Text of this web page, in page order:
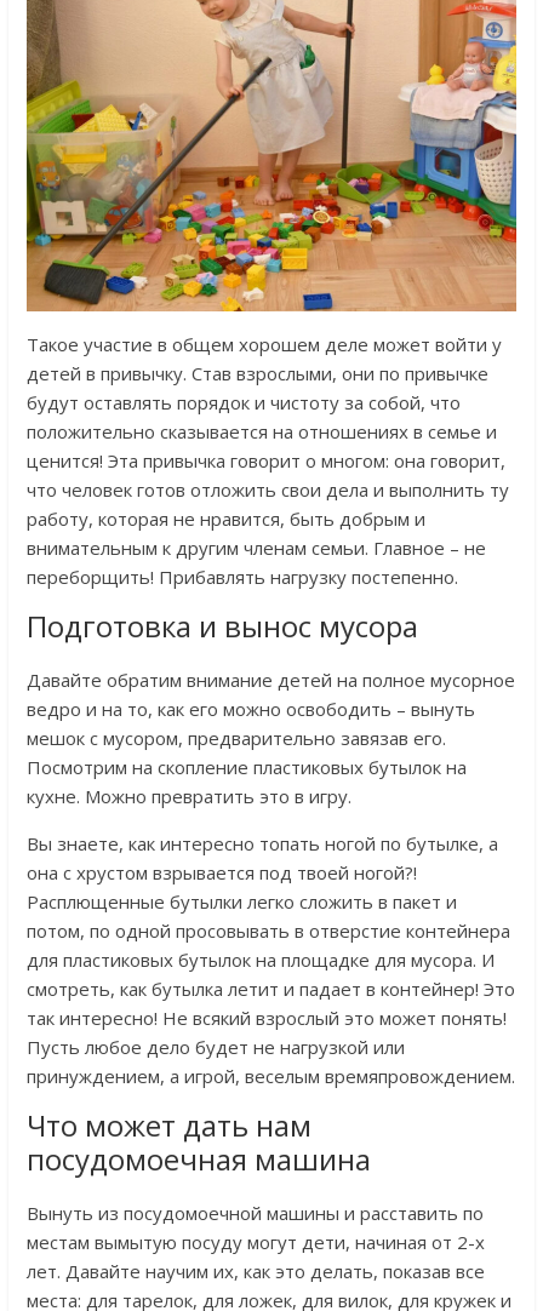
Такое участие в общем хорошем деле может войти у
детей в привычку. Став взрослыми, они по привычке
будут оставлять порядок и чистоту за собой, что
положительно сказывается на отношениях в семье и
ценится! Эта привычка говорит о многом: она говорит,
что человек готов отложить свои дела и выполнить ту
работу, которая не нравится, быть добрым и
внимательным к другим членам семьи. Главное – не
переборщить! Прибавлять нагрузку постепенно.
Подготовка и вынос мусора
Давайте обратим внимание детей на полное мусорное
ведро и на то, как его можно освободить – вынуть
мешок с мусором, предварительно завязав его.
Посмотрим на скопление пластиковых бутылок на
кухне. Можно превратить это в игру.
Вы знаете, как интересно топать ногой по бутылке, а
она с хрустом взрывается под твоей ногой?!
Расплющенные бутылки легко сложить в пакет и
потом, по одной просовывать в отверстие контейнера
для пластиковых бутылок на площадке для мусора. И
смотреть, как бутылка летит и падает в контейнер! Это
так интересно! Не всякий взрослый это может понять!
Пусть любое дело будет не нагрузкой или
принуждением, а игрой, веселым времяпровождением.
Что может дать нам
посудомоечная машина
Вынуть из посудомоечной машины и расставить по
местам вымытую посуду могут дети, начиная от 2-х
лет. Давайте научим их, как это делать, показав все
места: для тарелок, для ложек, для вилок, для кружек и